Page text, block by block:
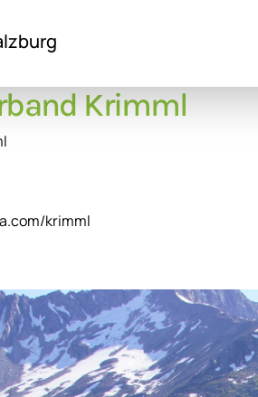
Krimml
krimml